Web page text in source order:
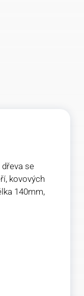
dřeva se
kovových
140mm,